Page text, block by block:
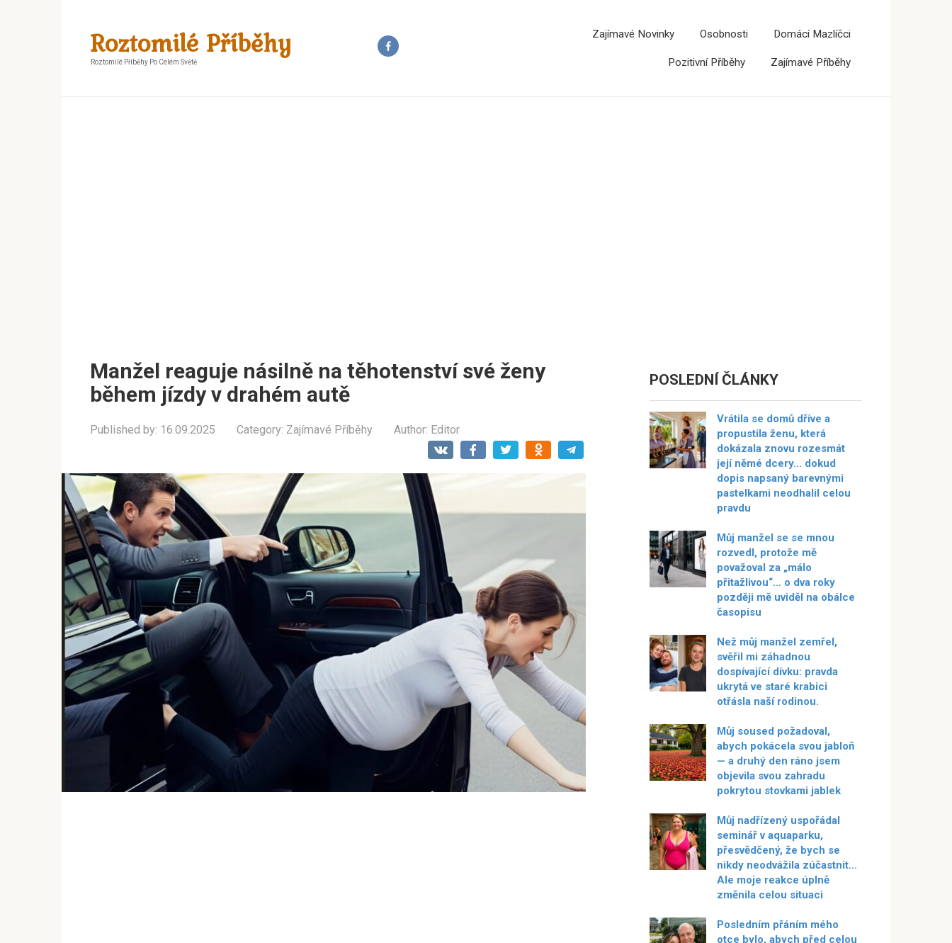
Roztomilé Příběhy
Roztomilé Příběhy Po Celém Světě
Zajímavé Novinky Osobnosti Domácí Mazlíčci
Pozitivní Příběhy Zajímavé Příběhy
Manžel reaguje násilně na těhotenství své ženy
během jízdy v drahém autě
Published by: 16.09.2025 Category: Zajímavé Příběhy Author: Editor
POSLEDNÍ ČLÁNKY
Vrátila se domů dříve a
propustila ženu, která
dokázala znovu rozesmát
její němé dcery… dokud
dopis napsaný barevnými
pastelkami neodhalil celou
pravdu
Můj manžel se se mnou
rozvedl, protože mě
považoval za „málo
přitažlivou“… o dva roky
později mě uviděl na obálce
časopisu
Než můj manžel zemřel,
svěřil mi záhadnou
dospívající dívku: pravda
ukrytá ve staré krabici
otřásla naší rodinou.
Můj soused požadoval,
abych pokácela svou jabloň
— a druhý den ráno jsem
objevila svou zahradu
pokrytou stovkami jablek
Můj nadřízený uspořádal
seminář v aquaparku,
přesvědčený, že bych se
nikdy neodvážila zúčastnit…
Ale moje reakce úplně
změnila celou situaci
Posledním přáním mého
otce bylo, abych před celou